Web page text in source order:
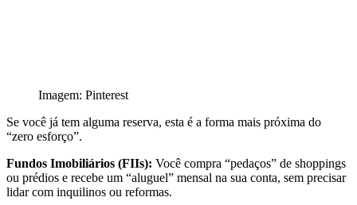
Imagem: Pinterest
Se você já tem alguma reserva, esta é a forma mais próxima do
“zero esforço”.
Fundos Imobiliários (FIIs): Você compra “pedaços” de shoppings
ou prédios e recebe um “aluguel” mensal na sua conta, sem precisar
lidar com inquilinos ou reformas.